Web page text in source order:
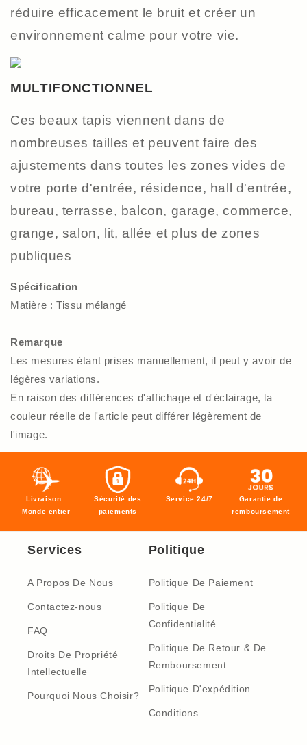
réduire efficacement le bruit et créer un
environnement calme pour votre vie.
MULTIFONCTIONNEL
Ces beaux tapis viennent dans de
nombreuses tailles et peuvent faire des
ajustements dans toutes les zones vides de
votre porte d'entrée, résidence, hall d'entrée,
bureau, terrasse, balcon, garage, commerce,
grange, salon, lit, allée et plus de zones
publiques
Spécification
Matière : Tissu mélangé
Remarque
Les mesures étant prises manuellement, il peut y avoir de
légères variations.
En raison des différences d'affichage et d'éclairage, la
couleur réelle de l'article peut différer légèrement de
l'image.
Livraison :
Monde entier
Sécurité des
paiements
Service 24/7
Garantie de
remboursement
Services
A Propos De Nous
Contactez-nous
FAQ
Droits De Propriété
Intellectuelle
Pourquoi Nous Choisir?
Politique
Politique De Paiement
Politique De
Confidentialité
Politique De Retour & De
Remboursement
Politique D'expédition
Conditions